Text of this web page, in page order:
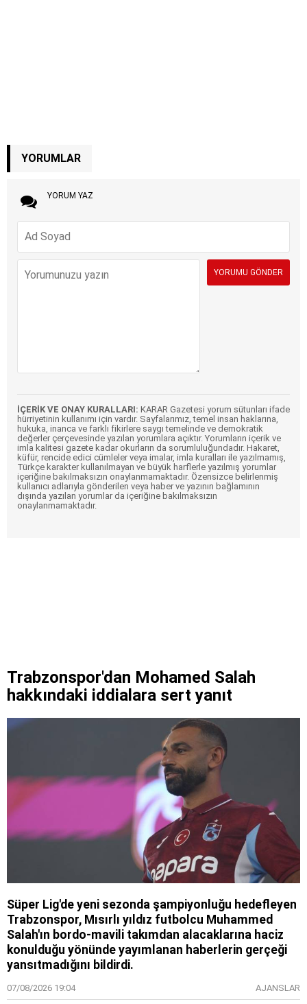
YORUMLAR
YORUM YAZ
İÇERİK VE ONAY KURALLARI: KARAR Gazetesi yorum sütunları ifade
hürriyetinin kullanımı için vardır. Sayfalarımız, temel insan haklarına,
hukuka, inanca ve farklı fikirlere saygı temelinde ve demokratik
değerler çerçevesinde yazılan yorumlara açıktır. Yorumların içerik ve
imla kalitesi gazete kadar okurların da sorumluluğundadır. Hakaret,
küfür, rencide edici cümleler veya imalar, imla kuralları ile yazılmamış,
Türkçe karakter kullanılmayan ve büyük harflerle yazılmış yorumlar
içeriğine bakılmaksızın onaylanmamaktadır. Özensizce belirlenmiş
kullanıcı adlarıyla gönderilen veya haber ve yazının bağlamının
dışında yazılan yorumlar da içeriğine bakılmaksızın
onaylanmamaktadır.
Trabzonspor'dan Mohamed Salah
hakkındaki iddialara sert yanıt
Süper Lig'de yeni sezonda şampiyonluğu hedefleyen
Trabzonspor, Mısırlı yıldız futbolcu Muhammed
Salah'ın bordo-mavili takımdan alacaklarına haciz
konulduğu yönünde yayımlanan haberlerin gerçeği
yansıtmadığını bildirdi.
07/08/2026 19:04 AJANSLAR